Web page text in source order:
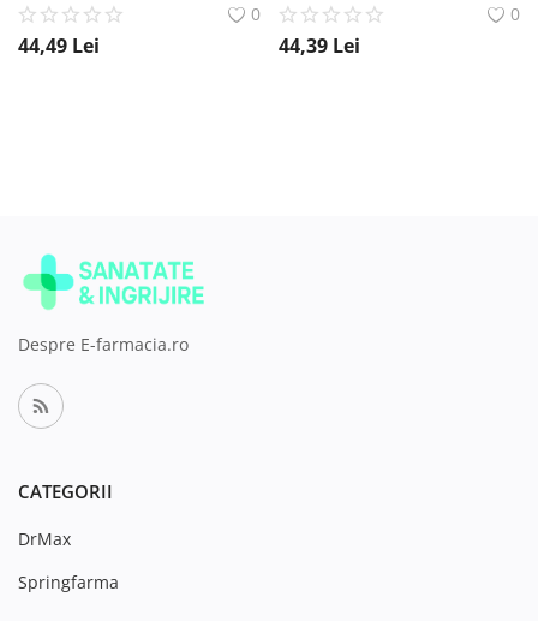
0
44,49 Lei
0
44,39 Lei
Despre E-farmacia.ro
CATEGORII
DrMax
Springfarma